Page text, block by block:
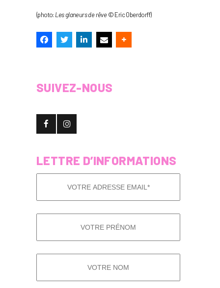
(photo: Les glaneurs de rêve© Eric Oberdorff)
SUIVEZ-NOUS
LETTRE D’INFORMATIONS